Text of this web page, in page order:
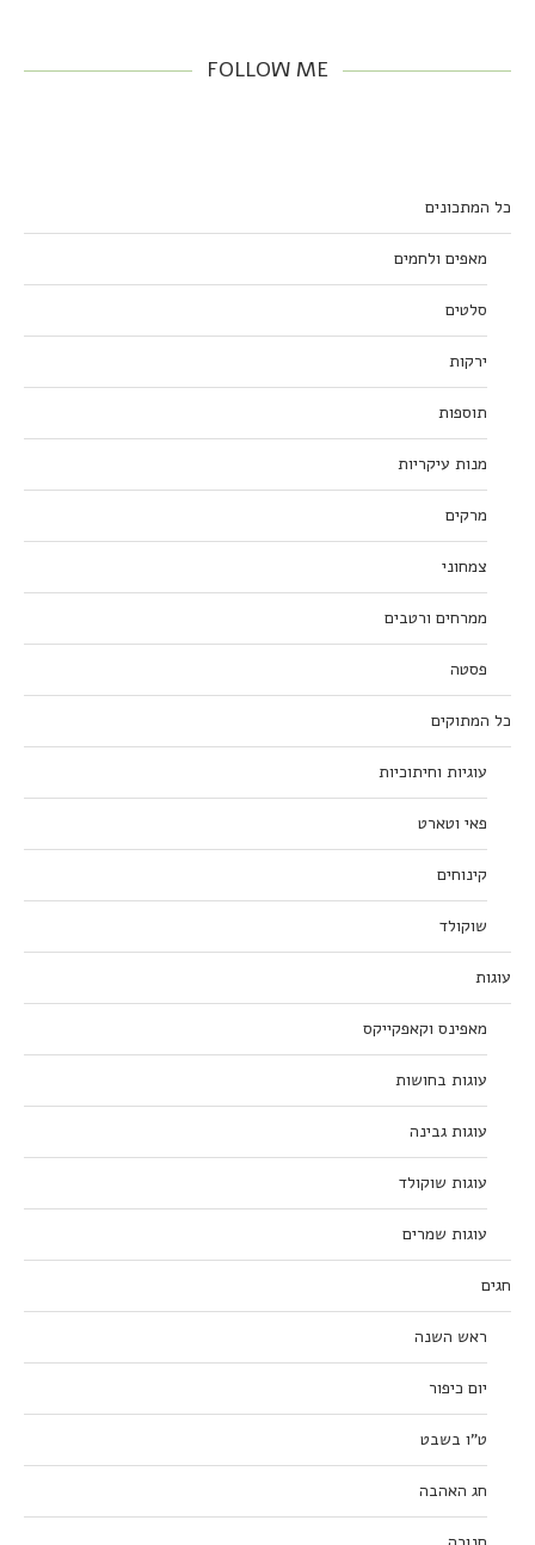
FOLLOW ME
כל המתכונים
מאפים ולחמים
סלטים
ירקות
תוספות
מנות עיקריות
מרקים
צמחוני
ממרחים ורטבים
פסטה
כל המתוקים
עוגיות וחיתוכיות
פאי וטארט
קינוחים
שוקולד
עוגות
מאפינס וקאפקייקס
עוגות בחושות
עוגות גבינה
עוגות שוקולד
עוגות שמרים
חגים
ראש השנה
יום כיפור
ט”ו בשבט
חג האהבה